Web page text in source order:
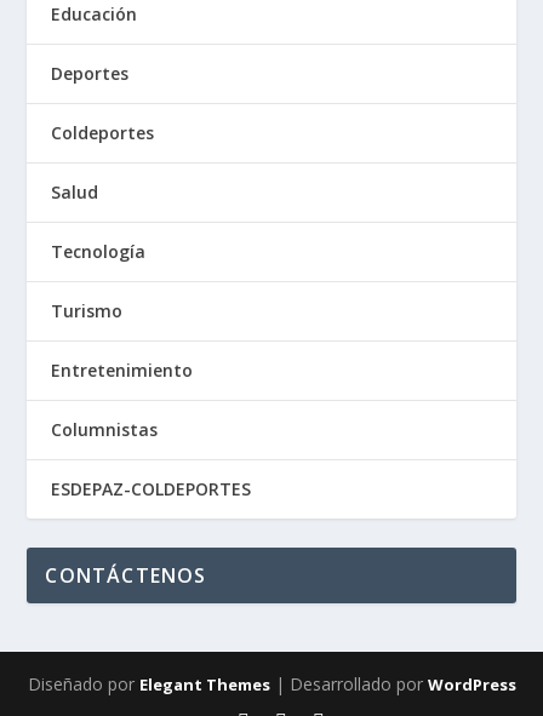
Educación
Deportes
Coldeportes
Salud
Tecnología
Turismo
Entretenimiento
Columnistas
ESDEPAZ-COLDEPORTES
CONTÁCTENOS
Diseñado por Elegant Themes| Desarrollado por WordPress